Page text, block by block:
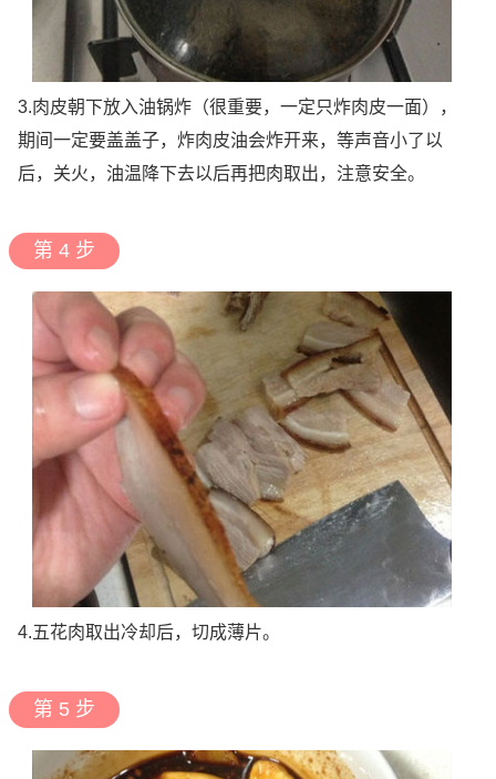
3.肉皮朝下放入油锅炸（很重要，一定只炸肉皮一面），
期间一定要盖盖子，炸肉皮油会炸开来，等声音小了以
后，关火，油温降下去以后再把肉取出，注意安全。
第 4 步
4.五花肉取出冷却后，切成薄片。
第 5 步